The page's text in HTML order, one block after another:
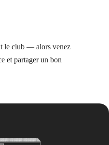
le club — alors venez
et partager un bon